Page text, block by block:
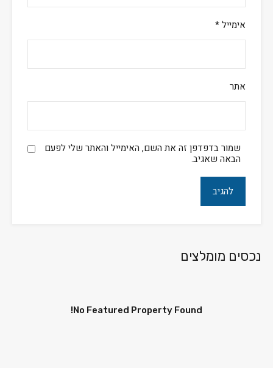
אימייל*
אתר
שמור בדפדפן זה את השם, האימייל והאתר שלי לפעם
הבאה שאגיב.
נכסים מומלצים
No Featured Property Found!